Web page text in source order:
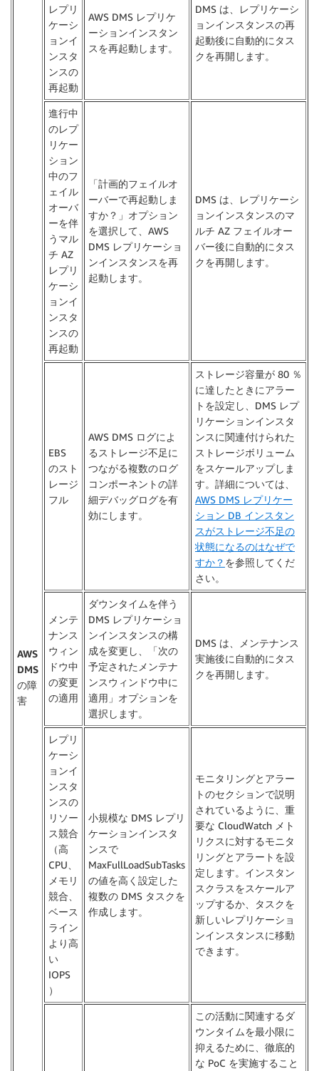
AWS
DMS
の障
害
レプリ
ケーシ
ョンイ
ンスタ
ンスの
再起動
AWS DMS レプリケ
ーションインスタン
スを再起動します。
DMS は、レプリケーシ
ョンインスタンスの再
起動後に自動的にタス
クを再開します。
進行中
のレプ
リケー
ション
中のフ
ェイル
オーバ
ーを伴
うマル
チ AZ
レプリ
ケーシ
ョンイ
ンスタ
ンスの
再起動
「計画的フェイルオ
ーバーで再起動しま
すか？」オプション
を選択して、AWS
DMS レプリケーショ
ンインスタンスを再
起動します。
DMS は、レプリケーシ
ョンインスタンスのマ
ルチ AZ フェイルオー
バー後に自動的にタス
クを再開します。
EBS
のスト
レージ
フル
AWS DMS ログによ
るストレージ不足に
つながる複数のログ
コンポーネントの詳
細デバッグログを有
効にします。
ストレージ容量が 80 ％
に達したときにアラー
トを設定し、DMS レプ
リケーションインスタ
ンスに関連付けられた
ストレージボリューム
をスケールアップしま
す。詳細については、
AWS DMS レプリケー
ション DB インスタン
スがストレージ不足の
状態になるのはなぜで
すか？ を参照してくだ
さい。
メンテ
ナンス
ウィン
ドウ中
の変更
の適用
ダウンタイムを伴う
DMS レプリケーショ
ンインスタンスの構
成を変更し、「次の
予定されたメンテナ
ンスウィンドウ中に
適用」オプションを
選択します。
DMS は、メンテナンス
実施後に自動的にタス
クを再開します。
レプリ
ケーシ
ョンイ
ンスタ
ンスの
リソー
ス競合
（高
CPU、
メモリ
競合、
ベース
ライン
より高
い
IOPS
）
小規模な DMS レプリ
ケーションインスタ
ンスで
MaxFullLoadSubTasks
の値を高く設定した
複数の DMS タスクを
作成します。
モニタリングとアラー
トのセクションで説明
されているように、重
要な CloudWatch メト
リクスに対するモニタ
リングとアラートを設
定します。インスタン
スクラスをスケールア
ップするか、タスクを
新しいレプリケーショ
ンインスタンスに移動
できます。
この活動に関連するダ
ウンタイムを最小限に
抑えるために、徹底的
な PoC を実施すること